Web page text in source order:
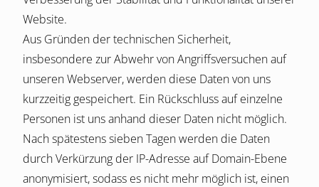
Website.
Aus Gründen der technischen Sicherheit,
insbesondere zur Abwehr von Angriffsversuchen auf
unseren Webserver, werden diese Daten von uns
kurzzeitig gespeichert. Ein Rückschluss auf einzelne
Personen ist uns anhand dieser Daten nicht möglich.
Nach spätestens sieben Tagen werden die Daten
durch Verkürzung der IP-Adresse auf Domain-Ebene
anonymisiert, sodass es nicht mehr möglich ist, einen